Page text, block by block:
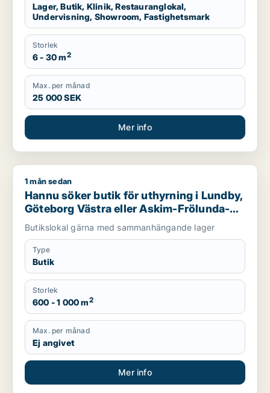
Lager, Butik, Klinik, Restauranglokal,
Undervisning, Showroom, Fastighetsmark
Storlek
6 - 30 m2
Max. per månad
25 000 SEK
Mer info
Hannu söker butik för uthyrning i Lundby, Göteborg Västra
1 mån sedan
Hannu söker butik för uthyrning i Lundby,
Göteborg Västra eller Askim-Frölunda-
Högsbo m.fl.
Butikslokal gärna med sammanhängande lager
Type
Butik
Storlek
600 - 1 000 m2
Max. per månad
Ej angivet
Mer info